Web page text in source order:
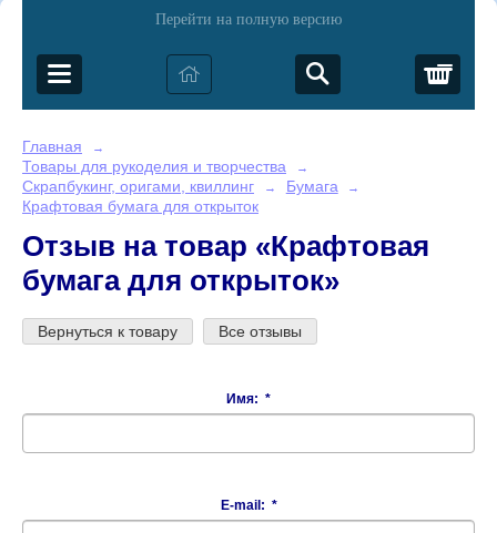
Перейти на полную версию
Главная →
Товары для рукоделия и творчества →
Скрапбукинг, оригами, квиллинг → Бумага →
Крафтовая бумага для открыток
Отзыв на товар «Крафтовая
бумага для открыток»
Вернуться к товару Все отзывы
Имя: *
E-mail: *